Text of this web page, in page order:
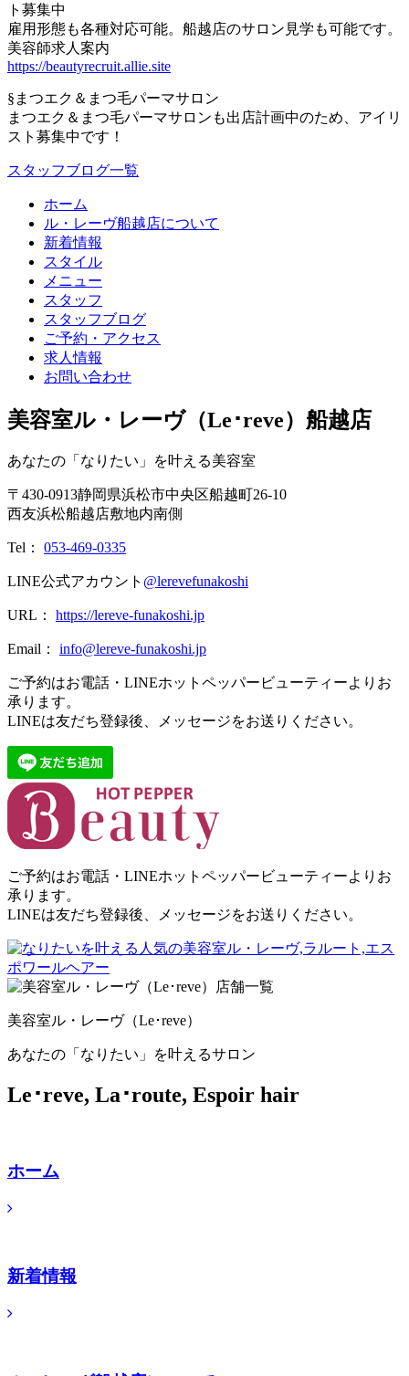
ト募集中
雇用形態も各種対応可能。船越店のサロン見学も可能です。
美容師求人案内
https://beautyrecruit.allie.site
§まつエク＆まつ毛パーマサロン
まつエク＆まつ毛パーマサロンも出店計画中のため、アイリ
スト募集中です！
スタッフブログ一覧
ホーム
ル・レーヴ船越店について
新着情報
スタイル
メニュー
スタッフ
スタッフブログ
ご予約・アクセス
求人情報
お問い合わせ
美容室ル・レーヴ（Le･reve）船越店
あなたの「なりたい」を叶える美容室
〒 430-0913静岡県浜松市中央区船越町26-10
西友浜松船越店敷地内南側
Tel： 053-469-0335
LINE公式アカウント @lerevefunakoshi
URL： https://lereve-funakoshi.jp
Email： info@lereve-funakoshi.jp
ご予約はお電話・LINEホットペッパービューティーよりお
承ります。
LINEは友だち登録後、メッセージをお送りください。
ご予約はお電話・LINEホットペッパービューティーよりお
承ります。
LINEは友だち登録後、メッセージをお送りください。
美容室ル・レーヴ（Le･reve）
あなたの「なりたい」を叶えるサロン
Le･reve, La･route, Espoir hair
ホーム
新着情報